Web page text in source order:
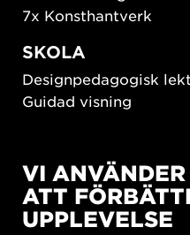
7x Konsthantverk
SKOLA
Designpedagogisk
Guidad visning
New European
SUSTAINORDIC
Share Future Living
VI ANVÄNDER
ATT
UPPLEVELSE